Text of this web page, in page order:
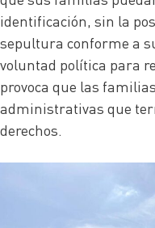
identificación, sin la
sepultura conforme a
voluntad política para
provoca que las
administrativas que
derechos.